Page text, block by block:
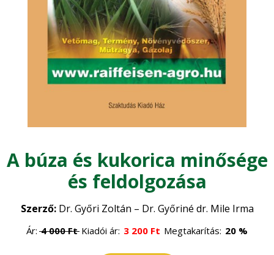
Sertés
Szarvasmarha
Erdőgazdaság
Erdészet
Erdővédelem
• Műszaki ismeretek
• Gombatermesztés
Gombászkodás
Környezet, energia
Logisztika, raktározás
Növénytermesztés
A búza és kukorica minősége
és feldolgozása
Szerző:Dr. Győri Zoltán – Dr. Győriné dr. Mile Irma
Ár: 4 000Ft Kiadói ár: 3 200 Ft Megtakarítás: 20 %